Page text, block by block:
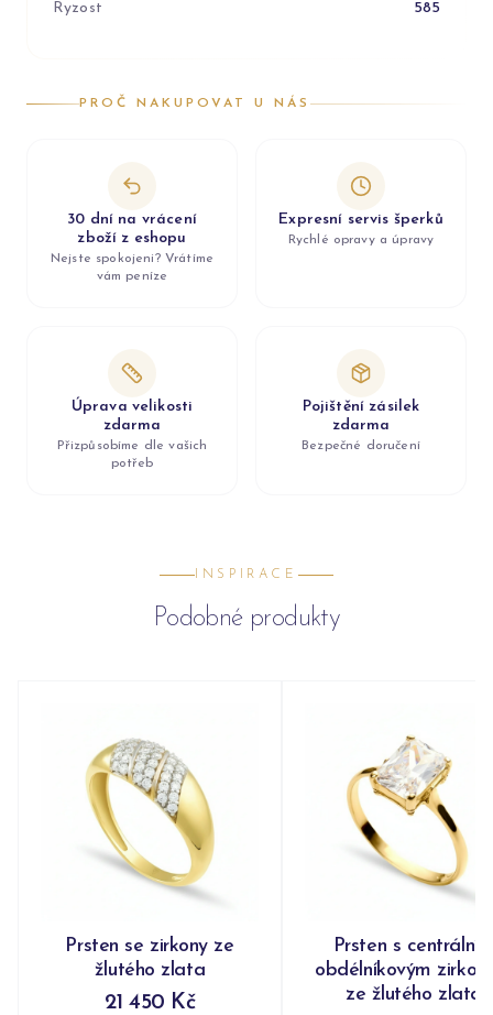
Ryzost 585
PROČ NAKUPOVAT U NÁS
30 dní na vrácení
zboží z eshopu
Nejste spokojeni? Vrátíme
vám peníze
Expresní servis šperků
Rychlé opravy a úpravy
Úprava velikosti
zdarma
Přizpůsobíme dle vašich
potřeb
Pojištění zásilek
zdarma
Bezpečné doručení
INSPIRACE
Podobné produkty
Prsten se zirkony ze
žlutého zlata
21 450 Kč
Prsten s
obdélníkovým
ze žlutého zlata